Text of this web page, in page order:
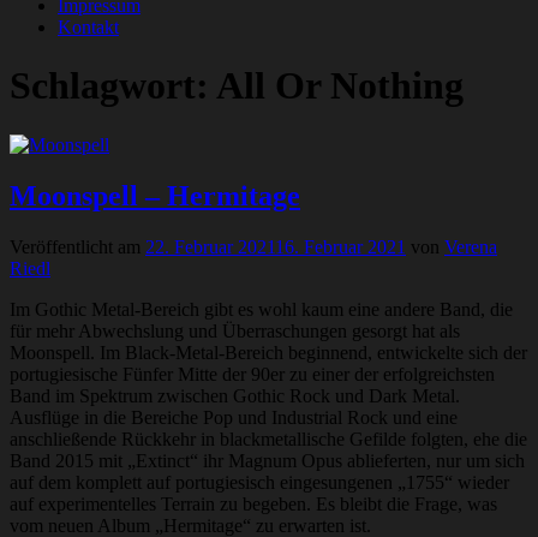
Impressum
Kontakt
Schlagwort: All Or Nothing
Moonspell – Hermitage
Veröffentlicht am 22. Februar 202116. Februar 2021 von Verena
Riedl
Im Gothic Metal-Bereich gibt es wohl kaum eine andere Band, die
für mehr Abwechslung und Überraschungen gesorgt hat als
Moonspell. Im Black-Metal-Bereich beginnend, entwickelte sich der
portugiesische Fünfer Mitte der 90er zu einer der erfolgreichsten
Band im Spektrum zwischen Gothic Rock und Dark Metal.
Ausflüge in die Bereiche Pop und Industrial Rock und eine
anschließende Rückkehr in blackmetallische Gefilde folgten, ehe die
Band 2015 mit „Extinct“ ihr Magnum Opus ablieferten, nur um sich
auf dem komplett auf portugiesisch eingesungenen „1755“ wieder
auf experimentelles Terrain zu begeben. Es bleibt die Frage, was
vom neuen Album „Hermitage“ zu erwarten ist.